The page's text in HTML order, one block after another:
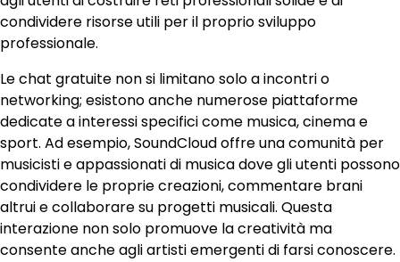
condividere risorse utili per il proprio sviluppo
professionale.
Le chat gratuite non si limitano solo a incontri o
networking; esistono anche numerose piattaforme
dedicate a interessi specifici come musica, cinema e
sport. Ad esempio, SoundCloud offre una comunità per
musicisti e appassionati di musica dove gli utenti possono
condividere le proprie creazioni, commentare brani
altrui e collaborare su progetti musicali. Questa
interazione non solo promuove la creatività ma
consente anche agli artisti emergenti di farsi conoscere.